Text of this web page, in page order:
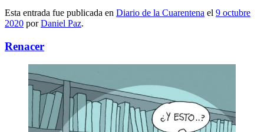
Esta entrada fue publicada en Diario de la Cuarentena el 9 octubre
2020 porDaniel Paz.
Renacer